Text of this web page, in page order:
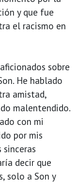
y que fue
el racismo en
sobre
He hablado
amistad,
malentendido.
con mi
por mis
sinceras
decir que
solo a Son y